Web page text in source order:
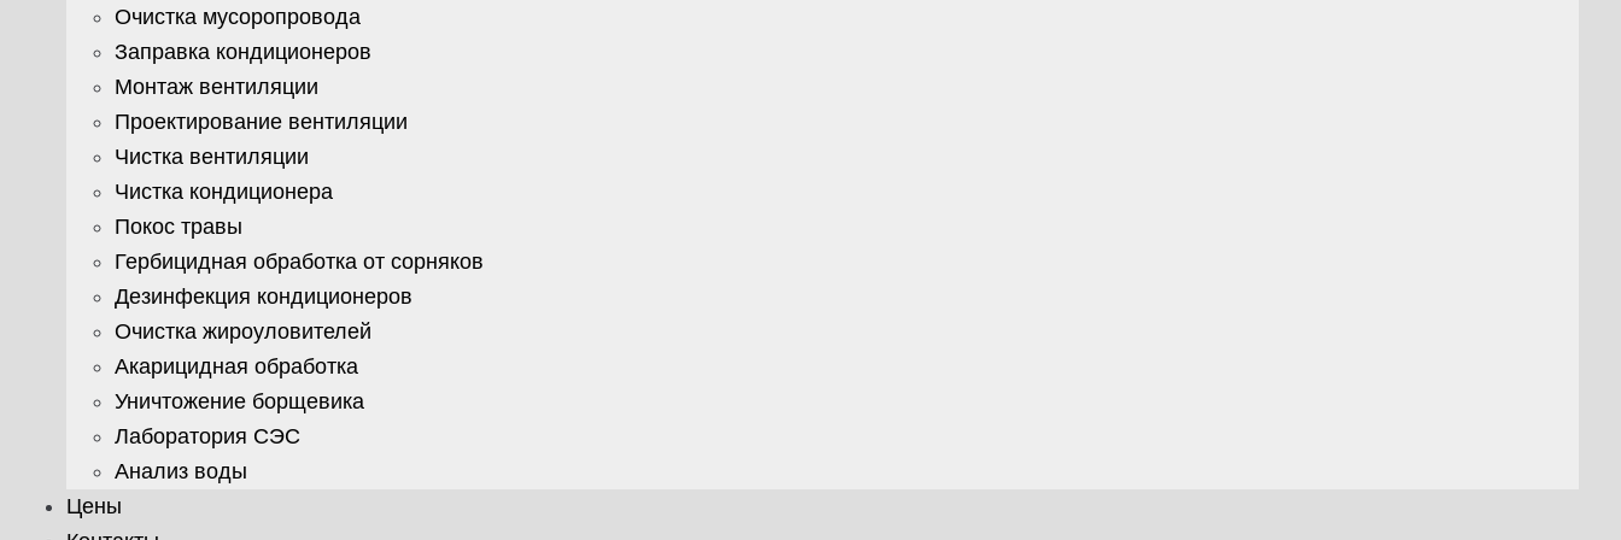
Очистка мусоропровода
Заправка кондиционеров
Монтаж вентиляции
Проектирование вентиляции
Чистка вентиляции
Чистка кондиционера
Покос травы
Гербицидная обработка от сорняков
Дезинфекция кондиционеров
Очистка жироуловителей
Акарицидная обработка
Уничтожение борщевика
Лаборатория СЭС
Анализ воды
Цены